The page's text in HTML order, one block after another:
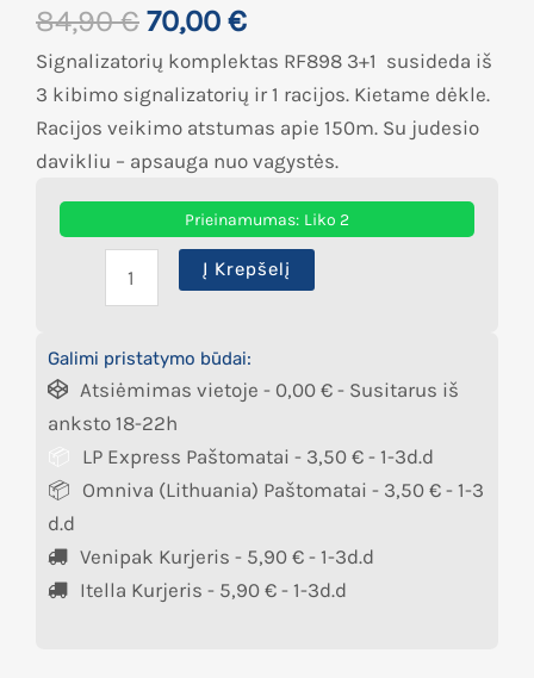
84,90€ 70,00 €
Signalizatorių komplektas RF898 3+1 susideda iš
3 kibimo signalizatorių ir 1 racijos. Kietame dėkle.
Racijos veikimo atstumas apie 150m. Su judesio
davikliu – apsauga nuo vagystės.
Prieinamumas: Liko 2
Į Krepšelį
Galimi pristatymo būdai:
Atsiėmimas vietoje - 0,00 € - Susitarus iš
anksto 18-22h
LP Express Paštomatai - 3,50 € - 1-3d.d
Omniva (Lithuania) Paštomatai - 3,50 € - 1-3
d.d
Venipak Kurjeris - 5,90 € - 1-3d.d
Itella Kurjeris - 5,90 € - 1-3d.d